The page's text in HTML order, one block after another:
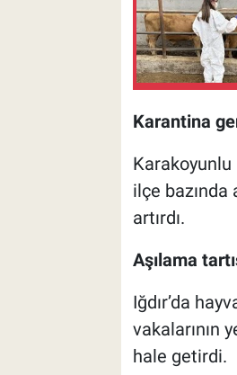
Karantina
Karakoyunlu
ilçe
artırdı.
Aşılama
Iğdır’da
vakalarının
hale getirdi.